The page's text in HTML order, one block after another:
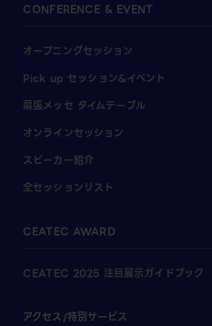
CONFERENCE & EVENT
オープニングセッション
Pick up セッション&イベント
幕張メッセ タイムテーブル
オンラインセッション
スピーカー紹介
全セッションリスト
CEATEC AWARD
CEATEC 2025 注目展示ガイドブック
アクセス/特別サービス